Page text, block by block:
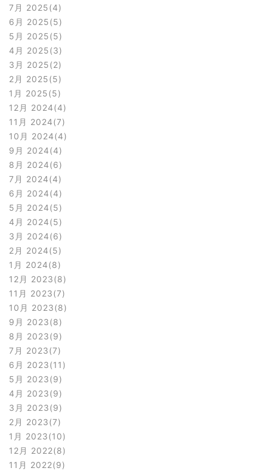
7月 2025 4
6月 2025 5
5月 2025 5
4月 2025 3
3月 2025 2
2月 2025 5
1月 2025 5
12月 2024 4
11月 2024 7
10月 2024 4
9月 2024 4
8月 2024 6
7月 2024 4
6月 2024 4
5月 2024 5
4月 2024 5
3月 2024 6
2月 2024 5
1月 2024 8
12月 2023 8
11月 2023 7
10月 2023 8
9月 2023 8
8月 2023 9
7月 2023 7
6月 2023 11
5月 2023 9
4月 2023 9
3月 2023 9
2月 2023 7
1月 2023 10
12月 2022 8
11月 2022 9